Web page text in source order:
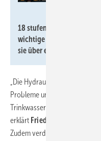
18 stufenlose
wichtige hydraulische
sie über einen Monitor an
„Die Hydraulikwand bietet
Probleme und deren
Trinkwasserinstallationen
erklärt Friedrich Stöckl,
Zudem verdeutlicht sie, wie